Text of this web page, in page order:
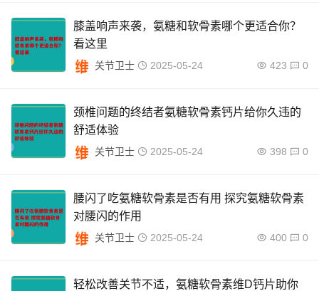
膝盖响声来袭，氨糖和软骨素哪个更适合你？
看这里
关节卫士 2025-05-24 423 0
颈椎问题的终结者氨糖软骨素钙片给你久违的
舒适体验
关节卫士 2025-05-24 398 0
腰闪了吃氨糖软骨素是否有用 探究氨糖软骨素
对腰闪的作用
关节卫士 2025-05-24 400 0
轻松改善关节不适，氨糖软骨素维D钙片助你